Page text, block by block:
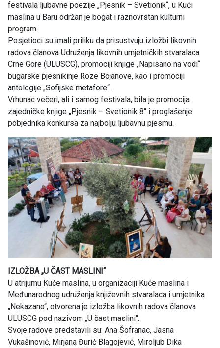
festivala ljubavne poezije „Pjesnik – Svetionik“, u Kući
maslina u Baru održan je bogat i raznovrstan kulturni
program.
Posjetioci su imali priliku da prisustvuju izložbi likovnih
radova članova Udruženja likovnih umjetničkih stvaralaca
Crne Gore (ULUSCG), promociji knjige „Napisano na vodi“
bugarske pjesnikinje Roze Bojanove, kao i promociji
antologije „Sofijske metafore“.
Vrhunac večeri, ali i samog festivala, bila je promocija
zajedničke knjige „Pjesnik – Svetionik 8“ i proglašenje
pobjednika konkursa za najbolju ljubavnu pjesmu.
IZLOŽBA „U ČAST MASLINI“
U atrijumu Kuće maslina, u organizaciji Kuće maslina i
Međunarodnog udruženja književnih stvaralaca i umjetnika
„Nekazano“, otvorena je izložba likovnih radova članova
ULUSCG pod nazivom „U čast maslini“.
Svoje radove predstavili su: Ana Šofranac, Jasna
Vukašinović, Mirjana Đurić Blagojević, Miroljub Dika